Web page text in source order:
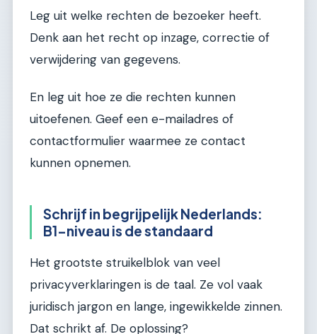
Leg uit welke rechten de bezoeker heeft.
Denk aan het recht op inzage, correctie of
verwijdering van gegevens.
En leg uit hoe ze die rechten kunnen
uitoefenen. Geef een e-mailadres of
contactformulier waarmee ze contact
kunnen opnemen.
Schrijf in begrijpelijk Nederlands:
B1-niveau is de standaard
Het grootste struikelblok van veel
privacyverklaringen is de taal. Ze vol vaak
juridisch jargon en lange, ingewikkelde zinnen.
Dat schrikt af. De oplossing?